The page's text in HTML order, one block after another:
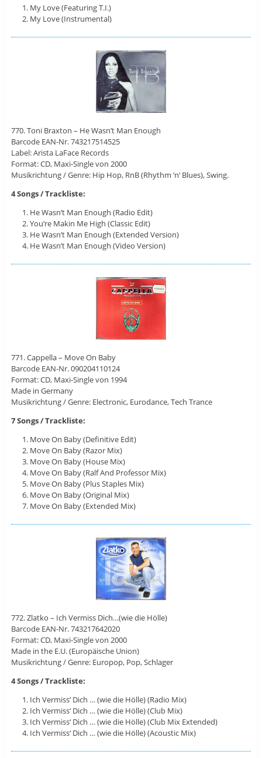
My Love (Featuring T.I.)
My Love (Instrumental)
770. Toni Braxton – He Wasn’t Man Enough
Barcode EAN-Nr. 743217514525
Label: Arista LaFace Records
Format: CD, Maxi-Single von 2000
Musikrichtung / Genre: Hip Hop, RnB (Rhythm ’n‘ Blues), Swing.
4 Songs / Trackliste:
He Wasn’t Man Enough (Radio Edit)
You’re Makin Me High (Classic Edit)
He Wasn’t Man Enough (Extended Version)
He Wasn’t Man Enough (Video Version)
771. Cappella – Move On Baby
Barcode EAN-Nr. 090204110124
Format: CD, Maxi-Single von 1994
Made in Germany
Musikrichtung / Genre: Electronic, Eurodance, Tech Trance
7 Songs / Trackliste:
Move On Baby (Definitive Edit)
Move On Baby (Razor Mix)
Move On Baby (House Mix)
Move On Baby (Ralf And Professor Mix)
Move On Baby (Plus Staples Mix)
Move On Baby (Original Mix)
Move On Baby (Extended Mix)
772. Zlatko – Ich Vermiss Dich…(wie die Hölle)
Barcode EAN-Nr. 743217642020
Format: CD, Maxi-Single von 2000
Made in the E.U. (Europäische Union)
Musikrichtung / Genre: Europop, Pop, Schlager
4 Songs / Trackliste:
Ich Vermiss‘ Dich … (wie die Hölle) (Radio Mix)
Ich Vermiss‘ Dich … (wie die Hölle) (Club Mix)
Ich Vermiss‘ Dich … (wie die Hölle) (Club Mix Extended)
Ich Vermiss‘ Dich … (wie die Hölle) (Acoustic Mix)